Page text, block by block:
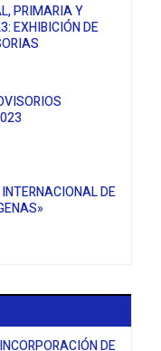
PRIMARIA Y
EXHIBICIÓN DE
DE
DE